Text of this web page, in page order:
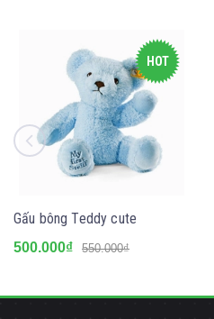
HOT
Gấu bông Teddy cute
500.000₫ 550.000₫